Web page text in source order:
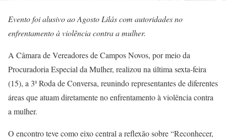
Evento foi alusivo ao Agosto Lilás com autoridades no
enfrentamento à violência contra a mulher.
A Câmara de Vereadores de Campos Novos, por meio da
Procuradoria Especial da Mulher, realizou na última sexta-feira
(15), a 3ª Roda de Conversa, reunindo representantes de diferentes
áreas que atuam diretamente no enfrentamento à violência contra
a mulher.
O encontro teve como eixo central a reflexão sobre “Reconhecer,